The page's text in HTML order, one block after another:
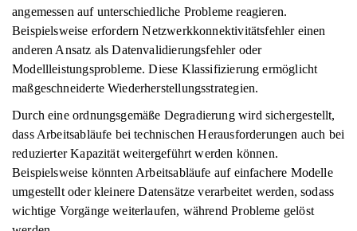
angemessen auf unterschiedliche Probleme reagieren.
Beispielsweise erfordern Netzwerkkonnektivitätsfehler einen
anderen Ansatz als Datenvalidierungsfehler oder
Modellleistungsprobleme. Diese Klassifizierung ermöglicht
maßgeschneiderte Wiederherstellungsstrategien.
Durch eine ordnungsgemäße Degradierung wird sichergestellt,
dass Arbeitsabläufe bei technischen Herausforderungen auch bei
reduzierter Kapazität weitergeführt werden können.
Beispielsweise könnten Arbeitsabläufe auf einfachere Modelle
umgestellt oder kleinere Datensätze verarbeitet werden, sodass
wichtige Vorgänge weiterlaufen, während Probleme gelöst